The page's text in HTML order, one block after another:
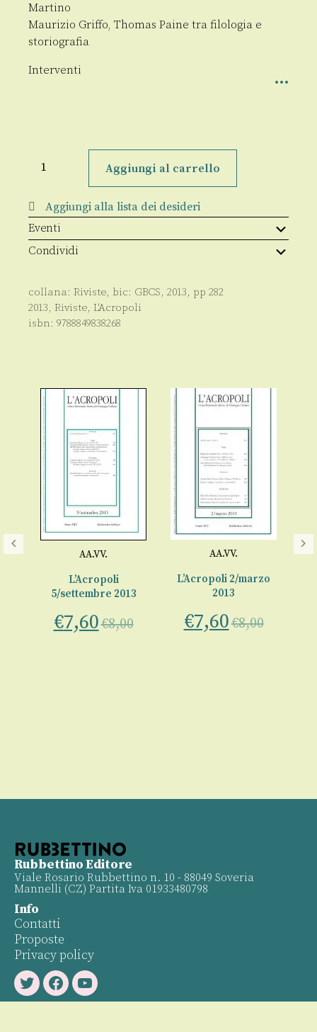
Martino
Maurizio Griffo, Thomas Paine tra filologia e
storiografia
Interventi
3/maggio
Aggiungi al carrello
Aggiungi alla lista dei desideri
Eventi
Condividi
collana: Riviste, bic: GBCS, 2013, pp 282
2013, Riviste, L'Acropoli
isbn: 9788849838268
AA.VV.
L’Acropoli
5/settembre 2013
€7,60€8,00
AA.VV.
L’Acropoli 2/marzo
2013
€7,60€8,00
Rubbettino Editore
Viale Rosario Rubbettino n. 10 - 88049 Soveria
Mannelli (CZ) Partita Iva 01933480798
Info
Contatti
Proposte
Privacy policy
TwitterFacebookYoutube